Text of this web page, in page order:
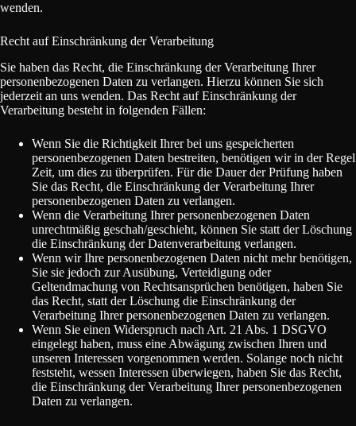
wenden.
Recht auf Einschränkung der Verarbeitung
Sie haben das Recht, die Einschränkung der Verarbeitung Ihrer
personenbezogenen Daten zu verlangen. Hierzu können Sie sich
jederzeit an uns wenden. Das Recht auf Einschränkung der
Verarbeitung besteht in folgenden Fällen:
Wenn Sie die Richtigkeit Ihrer bei uns gespeicherten
personenbezogenen Daten bestreiten, benötigen wir in der Regel
Zeit, um dies zu überprüfen. Für die Dauer der Prüfung haben
Sie das Recht, die Einschränkung der Verarbeitung Ihrer
personenbezogenen Daten zu verlangen.
Wenn die Verarbeitung Ihrer personenbezogenen Daten
unrechtmäßig geschah/geschieht, können Sie statt der Löschung
die Einschränkung der Datenverarbeitung verlangen.
Wenn wir Ihre personenbezogenen Daten nicht mehr benötigen,
Sie sie jedoch zur Ausübung, Verteidigung oder
Geltendmachung von Rechtsansprüchen benötigen, haben Sie
das Recht, statt der Löschung die Einschränkung der
Verarbeitung Ihrer personenbezogenen Daten zu verlangen.
Wenn Sie einen Widerspruch nach Art. 21 Abs. 1 DSGVO
eingelegt haben, muss eine Abwägung zwischen Ihren und
unseren Interessen vorgenommen werden. Solange noch nicht
feststeht, wessen Interessen überwiegen, haben Sie das Recht,
die Einschränkung der Verarbeitung Ihrer personenbezogenen
Daten zu verlangen.